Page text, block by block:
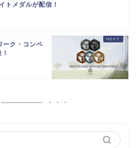
イトメダルが配信！
ーク・コンペ